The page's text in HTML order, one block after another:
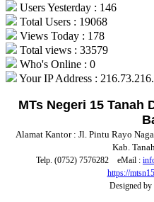
Users Yesterday : 146
Total Users : 19068
Views Today : 178
Total views : 33579
Who's Online : 0
Your IP Address :
MTs Negeri 15 Tanah
Alamat Kantor : Jl. Pintu Rayo
Kab.
Telp. (0752) 7576282 eMail :
https://
Designed by